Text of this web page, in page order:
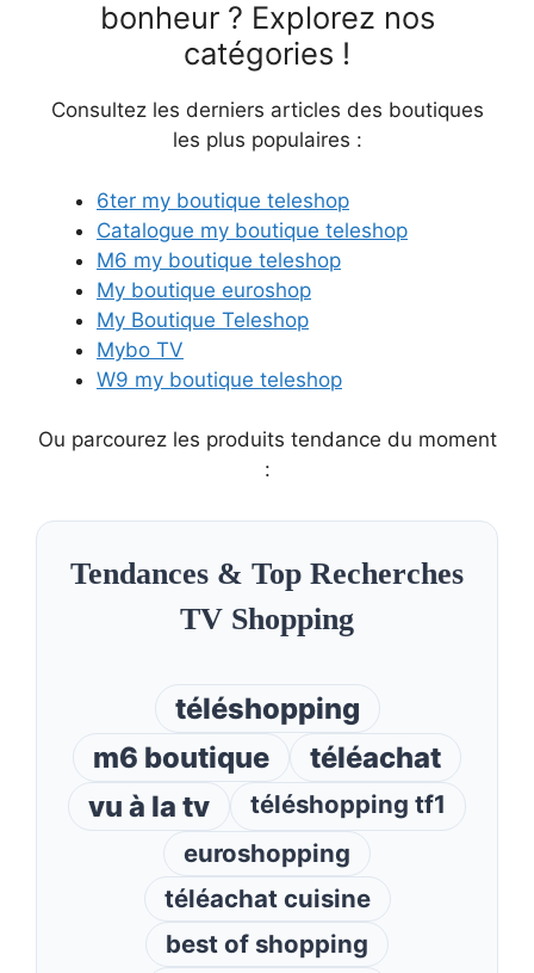
bonheur ? Explorez nos
catégories !
Consultez les derniers articles des boutiques
les plus populaires :
6ter my boutique teleshop
Catalogue my boutique teleshop
M6 my boutique teleshop
My boutique euroshop
My Boutique Teleshop
Mybo TV
W9 my boutique teleshop
Ou parcourez les produits tendance du moment
:
Tendances & Top Recherches
TV Shopping
téléshopping
m6 boutique
téléachat
vu à la tv
téléshopping tf1
euroshopping
téléachat cuisine
best of shopping